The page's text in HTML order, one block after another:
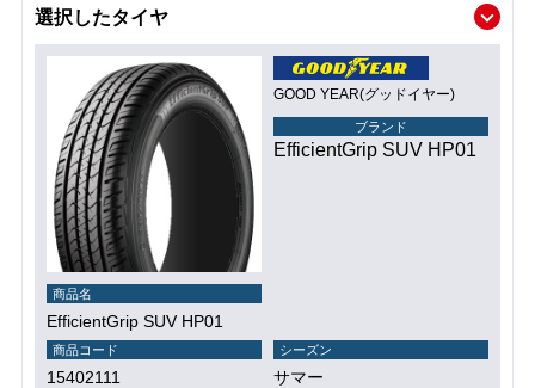
選択したタイヤ
GOOD YEAR(グッドイヤー)
ブランド
EfficientGrip SUV HP01
商品名
EfficientGrip SUV HP01
商品コード
15402111
シーズン
サマー